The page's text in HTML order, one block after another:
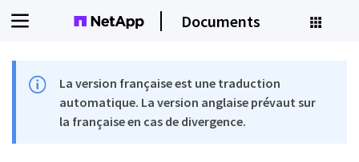
Documents
La version française est une traduction
automatique. La version anglaise prévaut sur
la française en cas de divergence.